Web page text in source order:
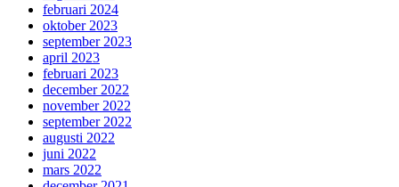
februari 2024
oktober 2023
september 2023
april 2023
februari 2023
december 2022
november 2022
september 2022
augusti 2022
juni 2022
mars 2022